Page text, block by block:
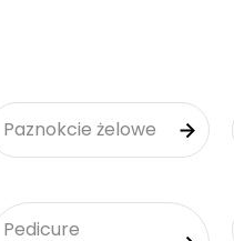
Paznokcie żelowe
Pedicure